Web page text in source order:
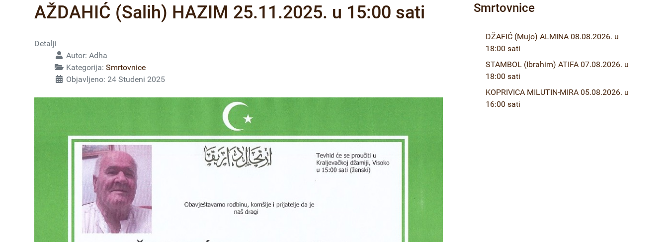
AŽDAHIĆ (Salih) HAZIM 25.11.2025. u 15:00 sati
Detalji
Autor: Adha
Kategorija: Smrtovnice
Objavljeno: 24 Studeni 2025
Smrtovnice
DŽAFIĆ (Mujo) ALMINA 08.08.2026. u
18:00 sati
STAMBOL (Ibrahim) ATIFA 07.08.2026. u
18:00 sati
KOPRIVICA MILUTIN-MIRA 05.08.2026. u
16:00 sati